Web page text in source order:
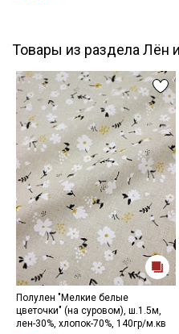
Товары из раздела Лён
Полулен "Мелкие белые
цветочки" (на суровом), ш.1.5м,
лен-30%, хлопок-70%, 140гр/м.кв